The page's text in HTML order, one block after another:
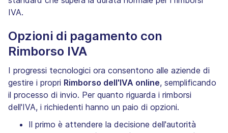
IVA.
Opzioni di pagamento con
Rimborso IVA
I progressi tecnologici ora consentono alle aziende di
gestire i propri Rimborso dell'IVA online, semplificando
il processo di invio. Per quanto riguarda i rimborsi
dell'IVA, i richiedenti hanno un paio di opzioni.
Il primo è attendere la decisione dell'autorità